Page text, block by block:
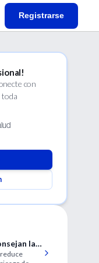
Registrarse
con
toda
la
a